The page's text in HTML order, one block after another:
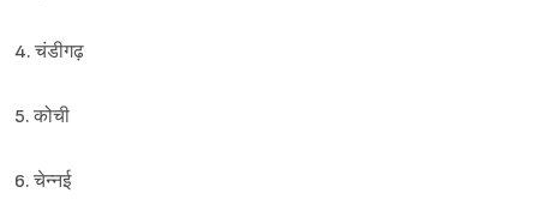
4. चंडीगढ़
5. कोची
6. चेन्नई